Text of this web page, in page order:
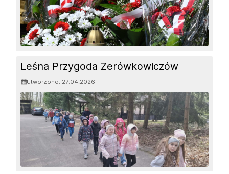
Leśna Przygoda Zerówkowiczów
Utworzono: 27.04.2026